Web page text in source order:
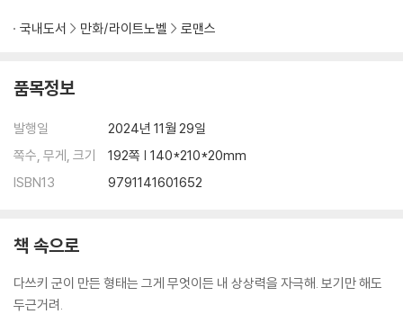
국내도서 만화/라이트노벨 로맨스
품목정보
발행일
2024년 11월 29일
쪽수, 무게, 크기
192쪽 | 140*210*20mm
ISBN13
9791141601652
책 속으로
다쓰키 군이 만든 형태는 그게 무엇이든 내 상상력을 자극해. 보기만 해도
두근거려.